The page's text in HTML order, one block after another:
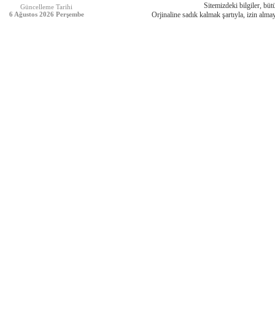
Güncelleme Tarihi
6 Ağustos 2026 Perşembe
Sitemizdeki bilgiler,
Orjinaline sadık kalmak şartıyla, izin